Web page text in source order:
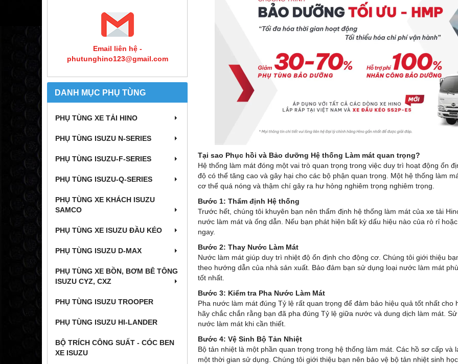
Email liên hệ -
phutunghino123@gmail.com
DANH MỤC PHỤ TÙNG
PHỤ TÙNG XE TẢI HINO
PHỤ TÙNG ISUZU N-SERIES
PHỤ TÙNG ISUZU-F-SERIES
PHỤ TÙNG ISUZU-Q-SERIES
PHỤ TÙNG XE KHÁCH ISUZU
SAMCO
PHỤ TÙNG XE ISUZU ĐẦU KÉO
PHỤ TÙNG ISUZU D-MAX
PHỤ TÙNG XE BỒN, BƠM BÊ TÔNG
ISUZU CYZ, CXZ
PHỤ TÙNG ISUZU TROOPER
PHỤ TÙNG ISUZU HI-LANDER
BỘ TRÍCH CÔNG SUẤT - CÓC BEN
XE ISUZU
Tại sao Phục hồi và Bảo dưỡng Hệ thống Làm mát quan trọng?
Hệ thống làm mát đóng một vai trò quan trọng trong việc duy trì hoạt động ổn
độ có thể tăng cao và gây hại cho các bộ phận quan trọng. Một hệ thống làm
cơ thể quá nóng và thậm chí gây ra hư hỏng nghiêm trọng nghiêm trọng.
Bước 1: Thẩm định Hệ thống
Trước hết, chúng tôi khuyên bạn nên thẩm định hệ thống làm mát của xe tải
nước làm mát và ống dẫn. Nếu bạn phát hiện bất kỳ dấu hiệu nào của rò rỉ
ngay.
Bước 2: Thay Nước Làm Mát
Nước làm mát giúp duy trì nhiệt độ ổn định cho động cơ. Chúng tôi giới thiệu
theo hướng dẫn của nhà sản xuất. Bảo đảm bạn sử dụng loại nước làm mát
tốt nhất.
Bước 3: Kiểm tra Pha Nước Làm Mát
Pha nước làm mát đúng Tỷ lệ rất quan trọng để đảm bảo hiệu quả tốt nhất
hãy chắc chắn rằng bạn đã pha đúng Tỷ lệ giữa nước và dung dịch làm mát.
nước làm mát khi cần thiết.
Bước 4: Vệ Sinh Bộ Tản Nhiệt
Bộ tản nhiệt là một phần quan trọng trong hệ thống làm mát. Các hồ sơ cấp
một thời gian sử dụng. Chúng tôi giới thiệu bạn nên bảo vệ bộ tản nhiệt sinh